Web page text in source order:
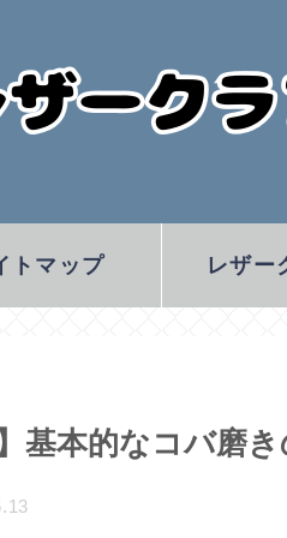
トマップ レザー
基本的なコバ磨